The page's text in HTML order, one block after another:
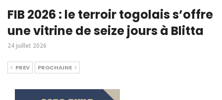
FIB 2026 : le terroir togolais s’offre
une vitrine de seize jours à Blitta
24 juillet 2026
PREV PROCHAINE